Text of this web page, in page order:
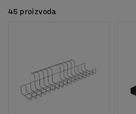
45 proizvoda